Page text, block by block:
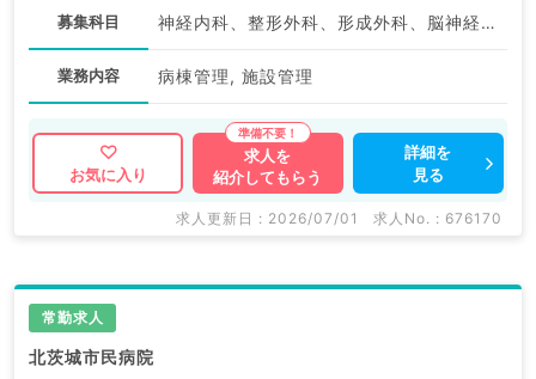
募集科目 神経内科、整形外科、形成外科、脳神経外科、呼吸器外科、心臓血管外科、泌尿器科、一般内科、循環器内科、呼吸器内科、消化器内科、内分泌・代謝内科、腎臓内科、老年内科、血液内科、外科系全般、一般外科、消化器外科、乳腺外科、膠原病科、大腸・肛門外科
業務内容 病棟管理, 施設管理
お気に入り
求人を
紹介してもらう
詳細を
見る
求人更新日 : 2026/07/01 求人No. : 676170
常勤求人
北茨城市民病院